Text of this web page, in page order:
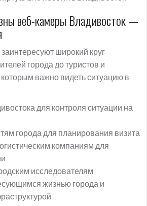
веб-камеры Владивосток —
широкий круг
города до туристов и
важно видеть ситуацию в
для контроля ситуации на
города для планирования визита
компаниям для
исследователям
жизнью города и